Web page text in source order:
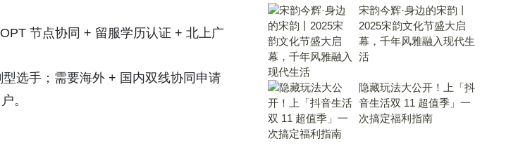
节点协同 + 留服学历认证 + 北上广
选手；需要海外 + 国内双线协同申请
。
宋韵今辉·身边的宋韵丨
2025宋韵文化节盛大启
幕，千年风雅融入现代生
活
隐藏玩法大公开！上「抖
音生活双 11 超值季」一
次搞定福利指南